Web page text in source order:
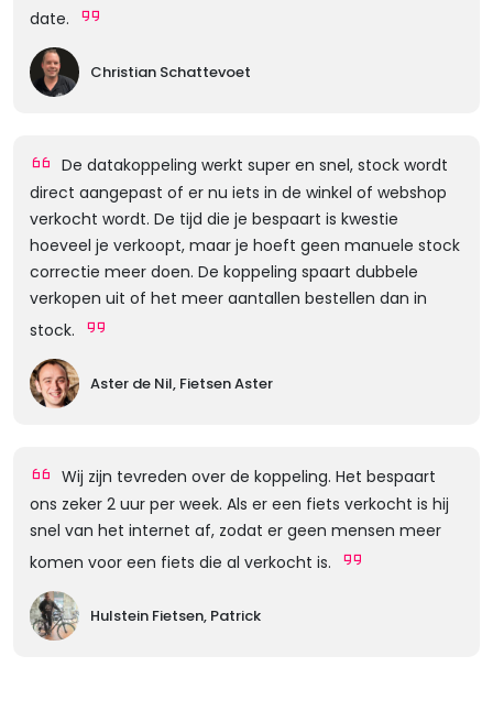
date.
Christian Schattevoet
De datakoppeling werkt super en snel, stock wordt
direct aangepast of er nu iets in de winkel of webshop
verkocht wordt. De tijd die je bespaart is kwestie
hoeveel je verkoopt, maar je hoeft geen manuele stock
correctie meer doen. De koppeling spaart dubbele
verkopen uit of het meer aantallen bestellen dan in
stock.
Aster de Nil, Fietsen Aster
Wij zijn tevreden over de koppeling. Het bespaart
ons zeker 2 uur per week. Als er een fiets verkocht is hij
snel van het internet af, zodat er geen mensen meer
komen voor een fiets die al verkocht is.
Hulstein Fietsen, Patrick